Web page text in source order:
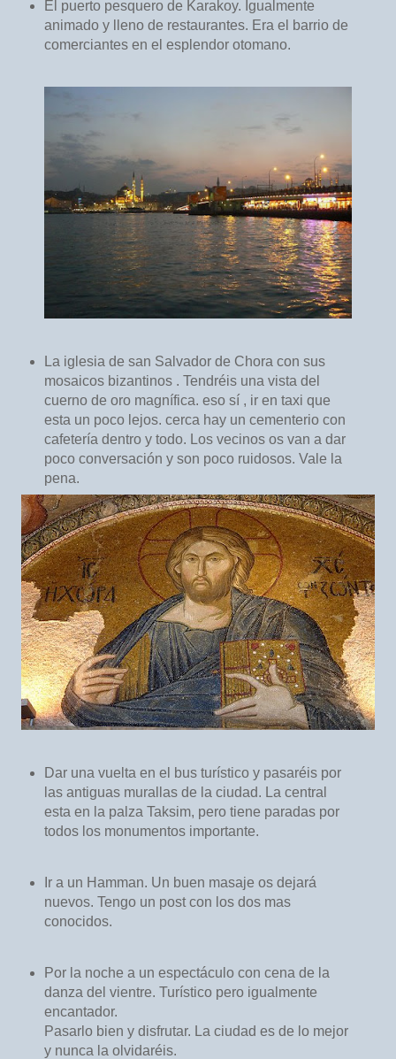
El puerto pesquero de Karakoy. Igualmente
animado y lleno de restaurantes. Era el barrio de
comerciantes en el esplendor otomano.
La iglesia de san Salvador de Chora con sus
mosaicos bizantinos . Tendréis una vista del
cuerno de oro magnífica. eso sí , ir en taxi que
esta un poco lejos. cerca hay un cementerio con
cafetería dentro y todo. Los vecinos os van a dar
poco conversación y son poco ruidosos. Vale la
pena.
Dar una vuelta en el bus turístico y pasaréis por
las antiguas murallas de la ciudad. La central
esta en la palza Taksim, pero tiene paradas por
todos los monumentos importante.
Ir a un Hamman. Un buen masaje os dejará
nuevos. Tengo un post con los dos mas
conocidos.
Por la noche a un espectáculo con cena de la
danza del vientre. Turístico pero igualmente
encantador.
Pasarlo bien y disfrutar. La ciudad es de lo mejor
y nunca la olvidaréis.